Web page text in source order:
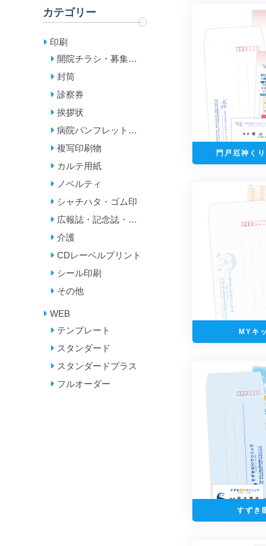
門戸厄神く
MYキ
すずき
カテゴリー
印刷
開院チラシ・募集チ
ラシ
封筒
診察券
挨拶状
病院パンフレット・
診療案内・リーフレ
ット
複写印刷物
カルテ用紙
ノベルティ
シャチハタ・ゴム印
広報誌・記念誌・年
報
介護
CDレーベルプリント
シール印刷
その他
WEB
テンプレート
スタンダード
スタンダードプラス
フルオーダー